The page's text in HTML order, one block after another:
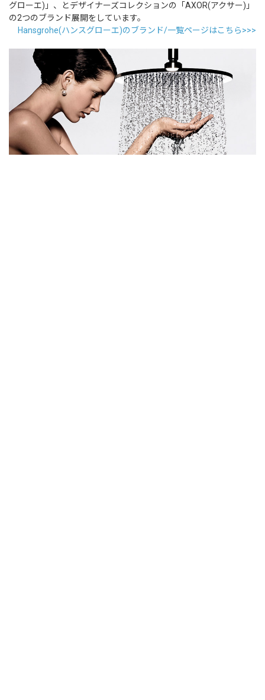
グローエ)」、とデザイナーズコレクションの「AXOR(アクサー)」
の2つのブランド展開をしています。
Hansgrohe(ハンスグローエ)のブランド/一覧ページはこちら>>>